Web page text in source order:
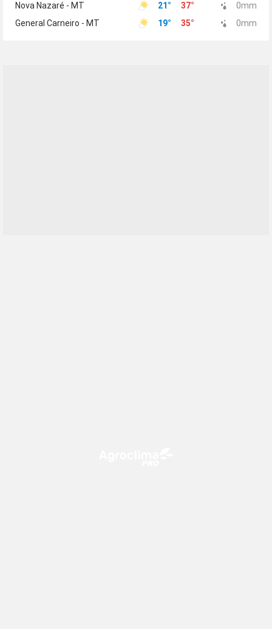
Nova Nazaré - MT
21° 37° 0mm
General Carneiro - MT
19° 35° 0mm